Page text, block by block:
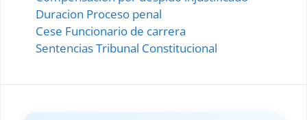
Duracion Proceso penal
Cese Funcionario de carrera
Sentencias Tribunal Constitucional